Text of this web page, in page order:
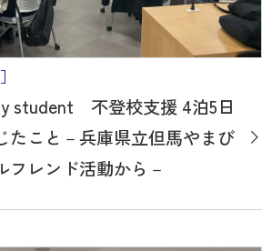
たこと－兵庫県立但馬やまび
フレンド活動から－